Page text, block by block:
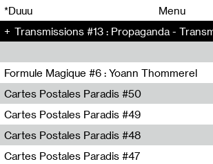
*Duuu
Menu
Transmissions #13 : Propaganda -
Formule Magique #6 : Yoann Thommerel
Nathalie Lacroix,Yoann Thommerel
Cartes Postales Paradis #50
Zoé Leroux
Cartes Postales Paradis #49
Aurore Portales
Cartes Postales Paradis #48
Mathias Dupaquier
Cartes Postales Paradis #47
00
00